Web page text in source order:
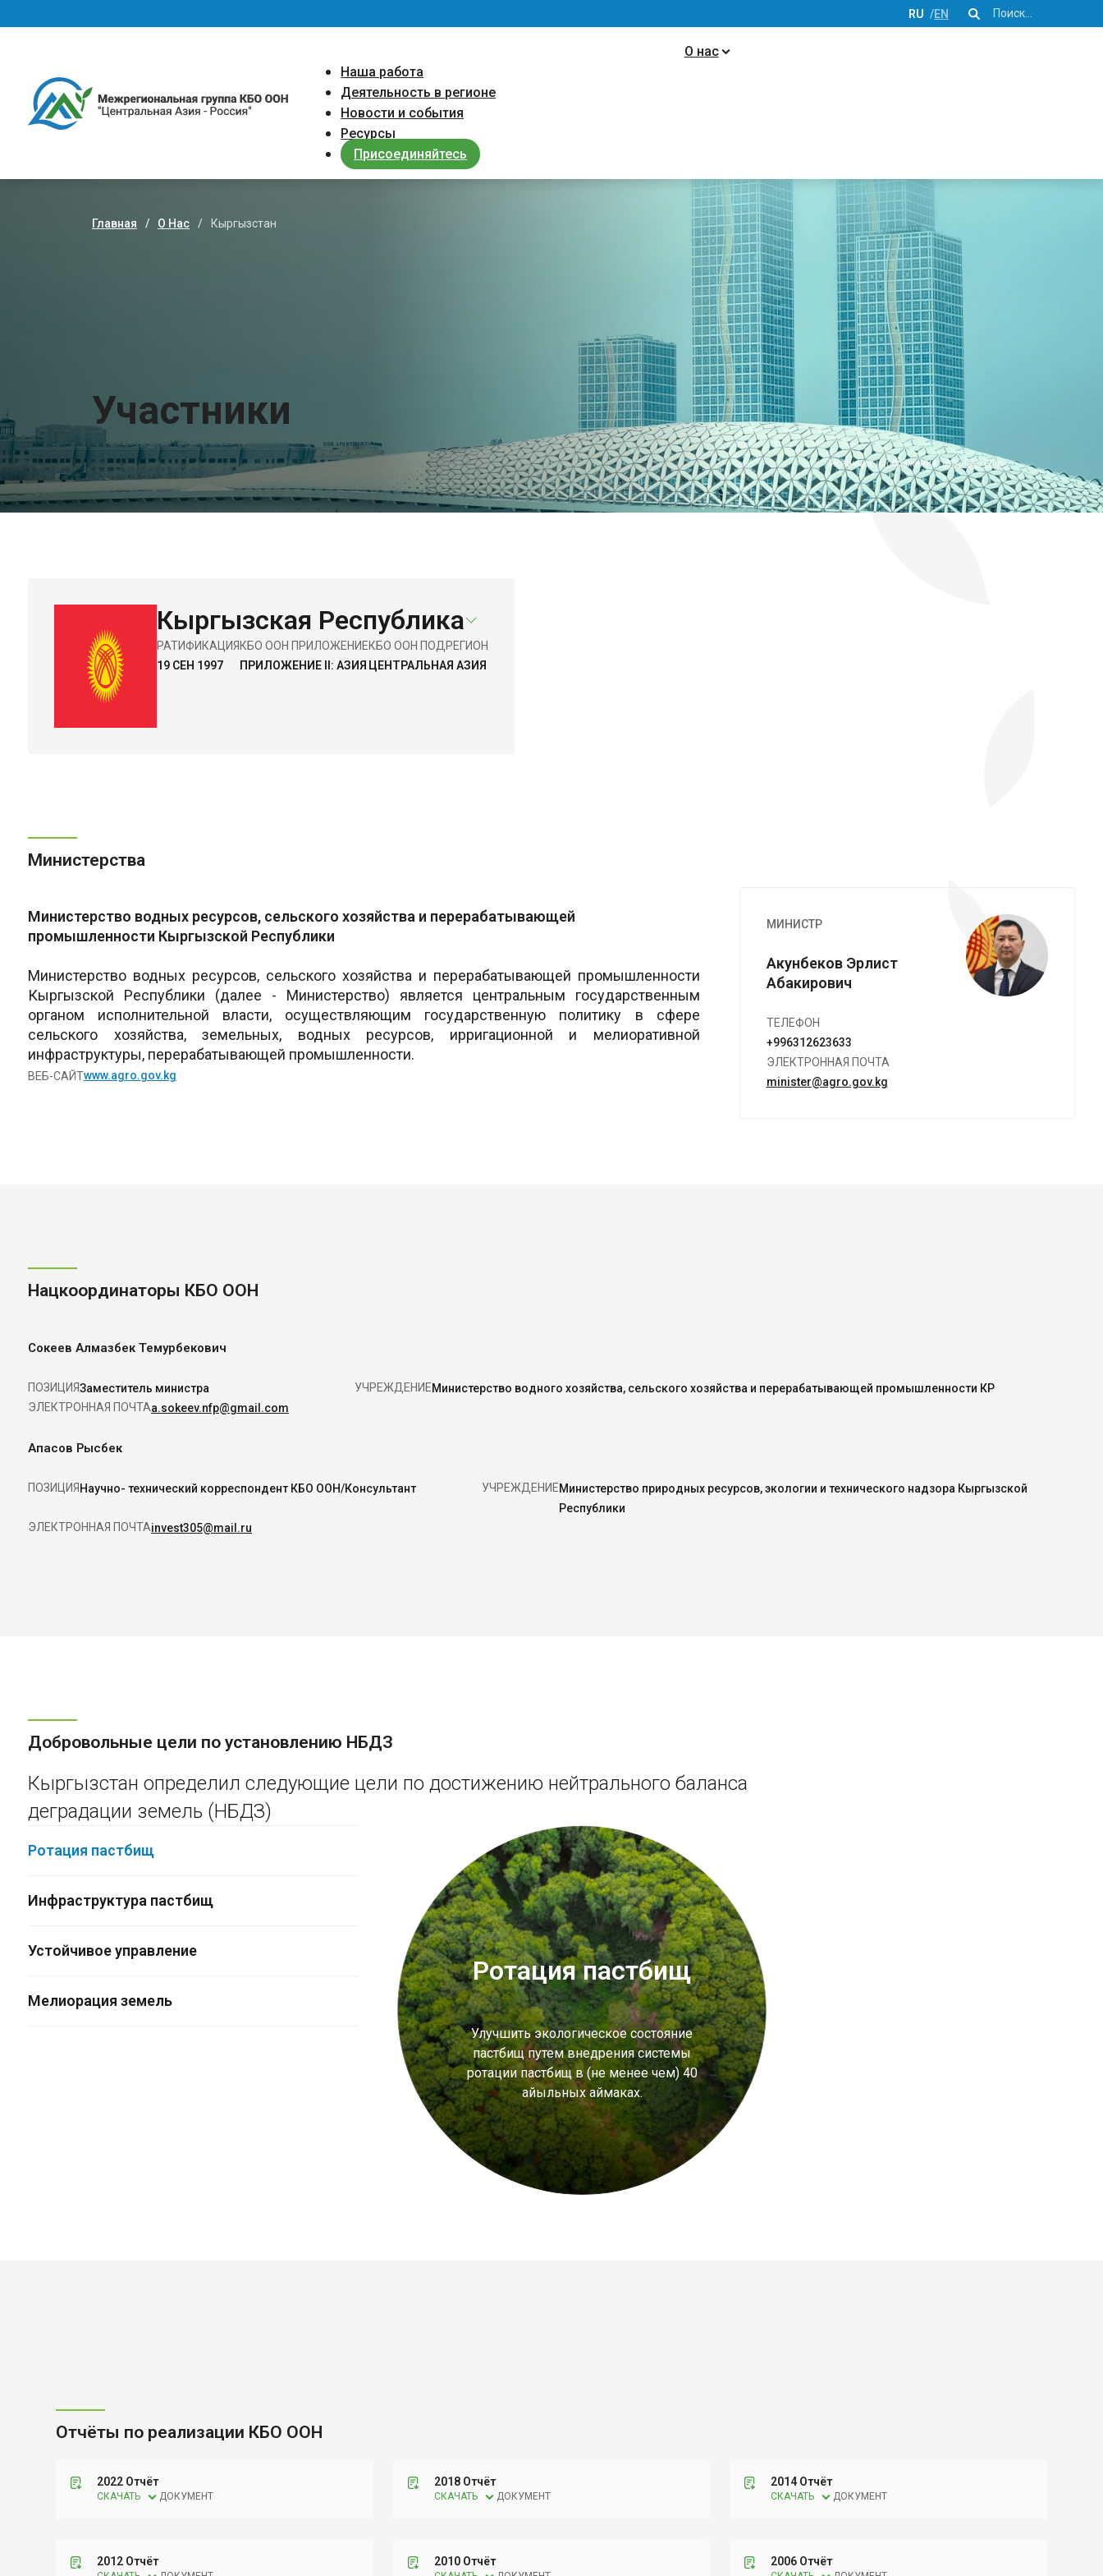
О нас
Наша работа
Деятельность в регионе
Новости и cобытия
Ресурсы
Присоединяйтесь
Поиск
RU EN
Строка навигации
Главная О Нас Кыргызстан
Участники
Источник изображения: Unsplash.com
Кыргызская Республика
РАТИФИКАЦИЯ
19 СЕН 1997
КБО ООН ПРИЛОЖЕНИЕ
ПРИЛОЖЕНИЕ II: АЗИЯ
КБО ООН ПОДРЕГИОН
ЦЕНТРАЛЬНАЯ АЗИЯ
Министерства
Министерство водных ресурсов, сельского хозяйства и перерабатывающей
промышленности Кыргызской Республики
Министерство водных ресурсов, сельского хозяйства и перерабатывающей промышленности
Кыргызской Республики (далее - Министерство) является центральным государственным
органом исполнительной власти, осуществляющим государственную политику в сфере
сельского хозяйства, земельных, водных ресурсов, ирригационной и мелиоративной
инфраструктуры, перерабатывающей промышленности.
ВЕБ-САЙТwww.agro.gov.kg
МИНИСТР
Акунбеков Эрлист
Абакирович
ТЕЛЕФОН
+996312623633
ЭЛЕКТРОННАЯ ПОЧТА
minister@agro.gov.kg
Image
Нацкоординаторы КБО ООН
Сокеев Алмазбек Темурбекович
ПОЗИЦИЯЗаместитель министра УЧРЕЖДЕНИЕМинистерство водного хозяйства, сельского хозяйства и перерабатывающей промышленности КР
ЭЛЕКТРОННАЯ ПОЧТАa.sokeev.nfp@gmail.com
Апасов Рысбек
ПОЗИЦИЯ Научно- технический корреспондент КБО ООН/Консультант УЧРЕЖДЕНИЕМинистерство природных ресурсов, экологии и технического надзора Кыргызской
Республики
ЭЛЕКТРОННАЯ ПОЧТАinvest305@mail.ru
Добровольные цели по установлению НБДЗ
Кыргызстан определил следующие цели по достижению нейтрального баланса
деградации земель (НБДЗ)
Ротация пастбищ
Инфраструктура пастбищ
Устойчивое управление
Мелиорация земель
Ротация пастбищ
Улучшить экологическое состояние
пастбищ путем внедрения системы
ротации пастбищ в (не менее чем) 40
айыльных аймаках.
Отчёты по реализации КБО ООН
2022 Отчёт
СКАЧАТЬ ДОКУМЕНТ
2018 Отчёт
СКАЧАТЬ ДОКУМЕНТ
2014 Отчёт
СКАЧАТЬ ДОКУМЕНТ
2012 Отчёт 2010 Отчёт 2006 Отчёт